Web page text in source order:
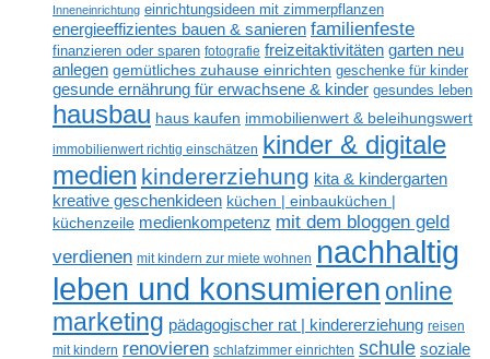
Inneneinrichtung einrichtungsideen mit zimmerpflanzen
energieeffizientes bauen & sanieren familienfeste
finanzieren oder sparen fotografie freizeitaktivitäten garten neu
anlegen gemütliches zuhause einrichten geschenke für kinder
gesunde ernährung für erwachsene & kinder gesundes leben
hausbau haus kaufen immobilienwert & beleihungswert
immobilienwert richtig einschätzen kinder & digitale
medien kindererziehung kita & kindergarten
kreative geschenkideen küchen | einbauküchen |
küchenzeile medienkompetenz mit dem bloggen geld
verdienen mit kindern zur miete wohnen nachhaltig
leben und konsumieren online
marketing pädagogischer rat | kindererziehung reisen
mit kindern renovieren schlafzimmer einrichten schule soziale